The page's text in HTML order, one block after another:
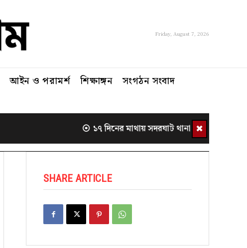
Friday, August 7, 2026
আইন ও পরামর্শ শিক্ষাঙ্গন
সংগঠন সংবাদ
১৭ দিনের মাথায় সদরঘাট থানা থেকে সরলেন
✖
SHARE ARTICLE